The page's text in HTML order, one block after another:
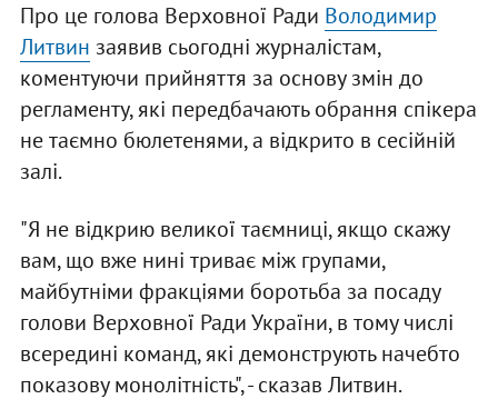
Про це голова Верховної Ради Володимир
Литвин заявив сьогодні журналістам,
коментуючи прийняття за основу змін до
регламенту, які передбачають обрання спікера
не таємно бюлетенями, а відкрито в сесійній
залі.
"Я не відкрию великої таємниці, якщо скажу
вам, що вже нині триває між групами,
майбутніми фракціями боротьба за посаду
голови Верховної Ради України, в тому числі
всередині команд, які демонструють начебто
показову монолітність", - сказав Литвин.